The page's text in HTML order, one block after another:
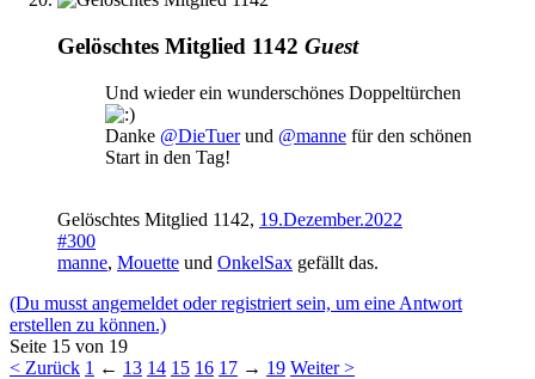
Gelöschtes Mitglied 1142 Guest
Und wieder ein wunderschönes Doppeltürchen
Danke @DieTuerund @manne für den schönen
Start in den Tag!
Gelöschtes Mitglied 1142, 19.Dezember.2022
#300
manne, Mouette und OnkelSax gefällt das.
(Du musst angemeldet oder registriert sein, um eine Antwort
erstellen zu können.)
Seite 15 von 19
< Zurück 1 ← 13 14 15 16 17 → 19 Weiter >